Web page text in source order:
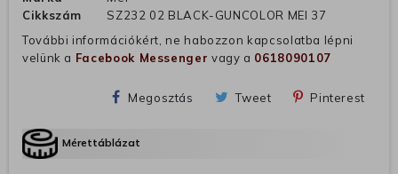
Cikkszám
SZ232 02 BLACK-GUNCOLOR MEI 37
További információkért, ne habozzon kapcsolatba lépni
velünk a Facebook Messenger vagy a 0618090107
Megosztás Tweet Pinterest
Mérettáblázat